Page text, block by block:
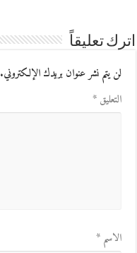
اترك تعليقاً
لن يتم نشر عنوان بريدك الإلكتروني.
التعليق*
الاسم*